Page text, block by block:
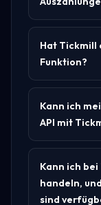
Hat Tickmill
Funktion?
Kann ich
API mit
Kann ich
handeln,
sind